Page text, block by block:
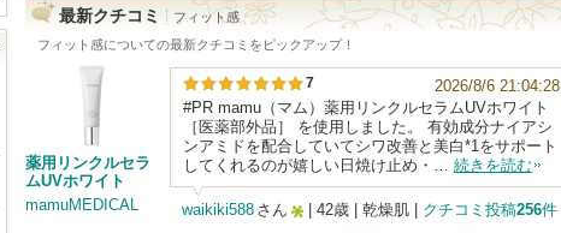
最新クチコミ
フィット感
フィット感についての最新クチコミをピックアップ！
薬用リンクルセラ
ムUVホワイト
mamuMEDICAL
7
2026/8/6 21:04:28
#PR mamu（マム）薬用リンクルセラムUVホワイト
［医薬部外品］ を使用しました。 有効成分ナイアシ
ンアミドを配合していてシワ改善と美白*1をサポート
してくれるのが嬉しい日焼け止め・… 続きを読む
waikiki588 さん
| 42歳 | 乾燥肌 | クチコミ投稿256件